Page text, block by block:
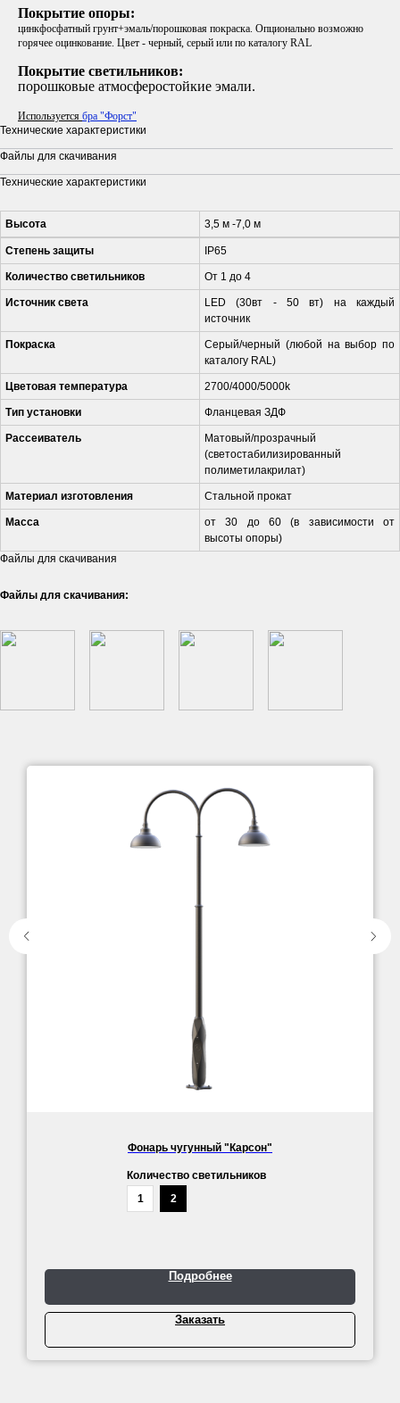
Покрытие опоры:
цинкфосфатный грунт+эмаль/порошковая покраска. Опционально возможно
горячее оцинкование. Цвет - черный, серый или по каталогу RAL
Покрытие светильников:
порошковые атмосферостойкие эмали.
Используется бра "Форст"
Технические характеристики
Файлы для скачивания
Технические характеристики
Высота 3,5 м -7,0 м
Степень защиты IP65
Количество светильников От 1 до 4
Источник света
LED (30вт - 50 вт) на каждый
источник
Покраска
Серый/черный (любой на выбор по
каталогу RAL)
Цветовая температура 2700/4000/5000k
Тип установки Фланцевая ЗДФ
Рассеиватель
Матовый/прозрачный
(светостабилизированный
полиметилакрилат)
Материал изготовления Стальной прокат
Масса
от 30 до 60 (в зависимости от
высоты опоры)
Файлы для скачивания
Файлы для скачивания:
Фонарь чугунный "Карсон"
Количество светильников
1
2
Подробнее
Заказать